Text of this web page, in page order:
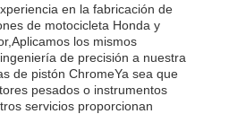
en la fabricación de
de motocicleta Honda y
los mismos
de precisión a nuestra
de pistón ChromeYa sea que
pesados o instrumentos
servicios proporcionan